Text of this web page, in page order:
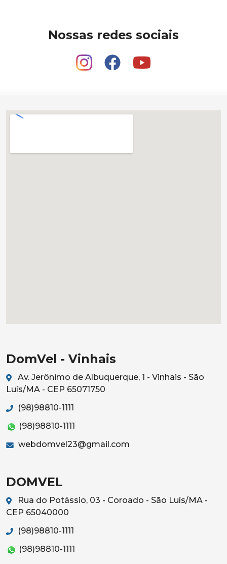
Nossas redes sociais
DomVel - Vinhais
Av. Jerônimo de Albuquerque, 1 - Vinhais - São
Luís/MA - CEP 65071750
(98)98810-1111
(98)98810-1111
webdomvel23@gmail.com
DOMVEL
Rua do Potássio, 03 - Coroado - São Luís/MA -
CEP 65040000
(98)98810-1111
(98)98810-1111